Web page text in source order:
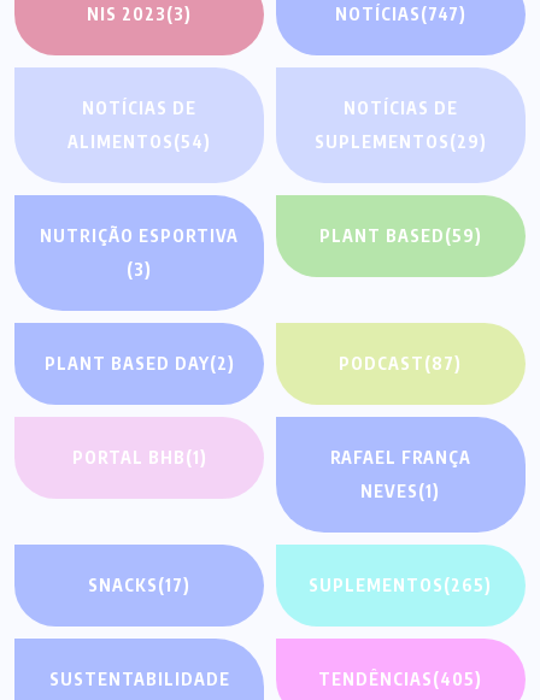
NIS 2023(3) NOTÍCIAS(747)
NOTÍCIAS DE
ALIMENTOS(54)
NOTÍCIAS DE
SUPLEMENTOS(29)
NUTRIÇÃO ESPORTIVA
(3)
PLANT BASED(59)
PLANT BASED DAY(2) PODCAST(87)
PORTAL BHB(1)
RAFAEL FRANÇA
NEVES(1)
SNACKS(17) SUPLEMENTOS(265)
SUSTENTABILIDADE
TENDÊNCIAS(405)